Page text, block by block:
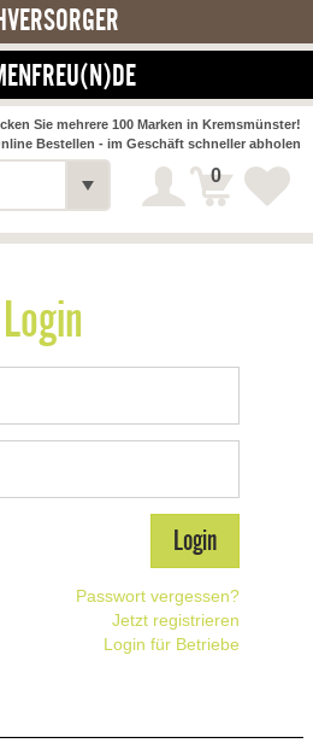
Alle Webseiten
Sie mehrere 100 Marken in Kremsmünster!
Bestellen - im Geschäft schneller abholen
0
Login
Passwort vergessen?
Jetzt registrieren
Login für Betriebe